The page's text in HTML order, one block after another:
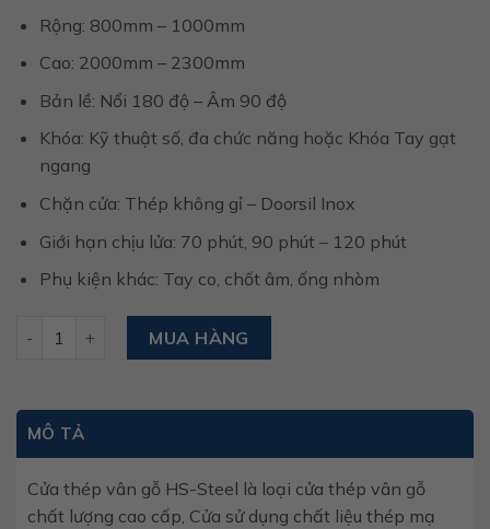
Rộng: 800mm – 1000mm
Cao: 2000mm – 2300mm
Bản lề: Nổi 180 độ – Âm 90 độ
Khóa: Kỹ thuật số, đa chức năng hoặc Khóa Tay gạt
ngang
Chặn cửa: Thép không gỉ – Doorsil Inox
Giới hạn chịu lửa: 70 phút, 90 phút – 120 phút
Phụ kiện khác: Tay co, chốt âm, ống nhòm
Cửa thép vân gỗ hs-steel 525 số lượng
MUA HÀNG
MÔ TẢ
Cửa thép vân gỗ HS-Steel là loại cửa thép vân gỗ
chất lượng cao cấp, Cửa sử dụng chất liệu thép mạ